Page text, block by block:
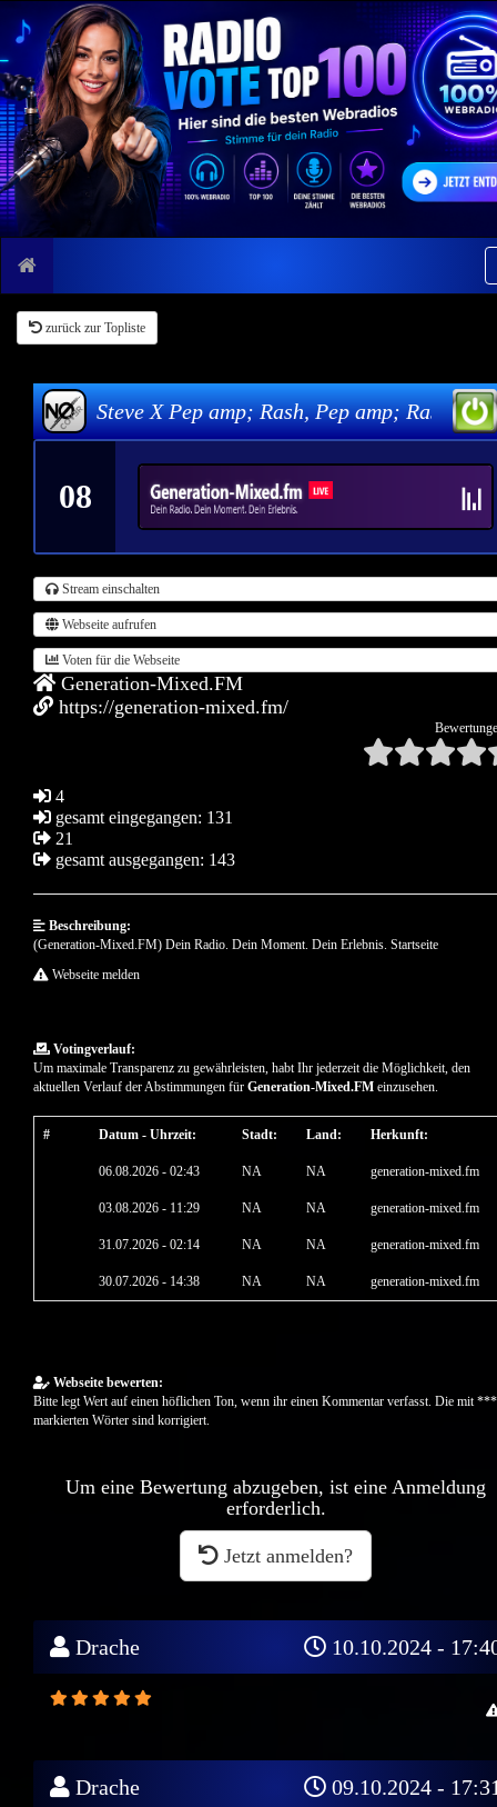
zurück zur Topliste
Steve X Pep amp; Rash, Pep amp; Rash - Feel Alive
08
Stream einschalten
Webseite aufrufen
Voten für die Webseite
Generation-Mixed.FM
https://generation-mixed.fm/
4
gesamt eingegangen: 131
21
gesamt ausgegangen: 143
Beschreibung:
(Generation-Mixed.FM) Dein Radio. Dein Moment. Dein Erlebnis. Startseite
Webseite melden
Votingverlauf:
Um maximale Transparenz zu gewährleisten, habt Ihr jederzeit die Möglichkeit, den
aktuellen Verlauf der Abstimmungen für Generation-Mixed.FM einzusehen.
# Datum - Uhrzeit: Stadt: Land: Herkunft:
06.08.2026 - 02:43 NA NA generation-mixed.fm
03.08.2026 - 11:29 NA NA generation-mixed.fm
31.07.2026 - 02:14 NA NA generation-mixed.fm
30.07.2026 - 14:38 NA NA generation-mixed.fm
Webseite bewerten:
Bitte legt Wert auf einen höflichen Ton, wenn ihr einen Kommentar verfasst. Die mit ***
markierten Wörter sind korrigiert.
Um eine Bewertung abzugeben, ist eine Anmeldung
erforderlich.
Jetzt anmelden?
Drache 10.10.2024 -
Drache 09.10.2024 -